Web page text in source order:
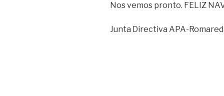
Nos vemos pronto. FELIZ
Junta Directiva APA-